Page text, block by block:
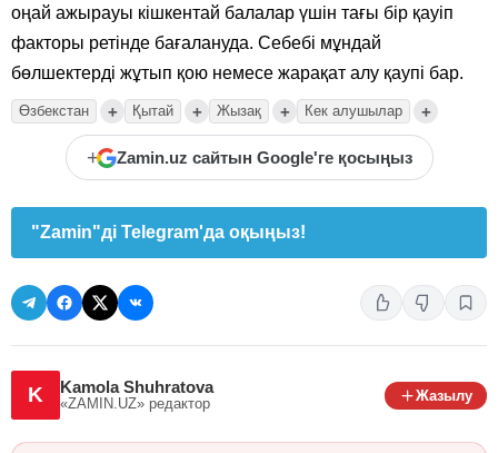
оңай ажырауы кішкентай балалар үшін тағы бір қауіп
факторы ретінде бағалануда. Себебі мұндай
бөлшектерді жұтып қою немесе жарақат алу қаупі бар.
Өзбекстан + Қытай + Жызақ + Кек алушылар +
+ Zamin.uz сайтын Google'ге қосыңыз
"Zamin"ді Telegram'да оқыңыз!
K Kamola Shuhratova
«ZAMIN.UZ» редактор
Жазылу